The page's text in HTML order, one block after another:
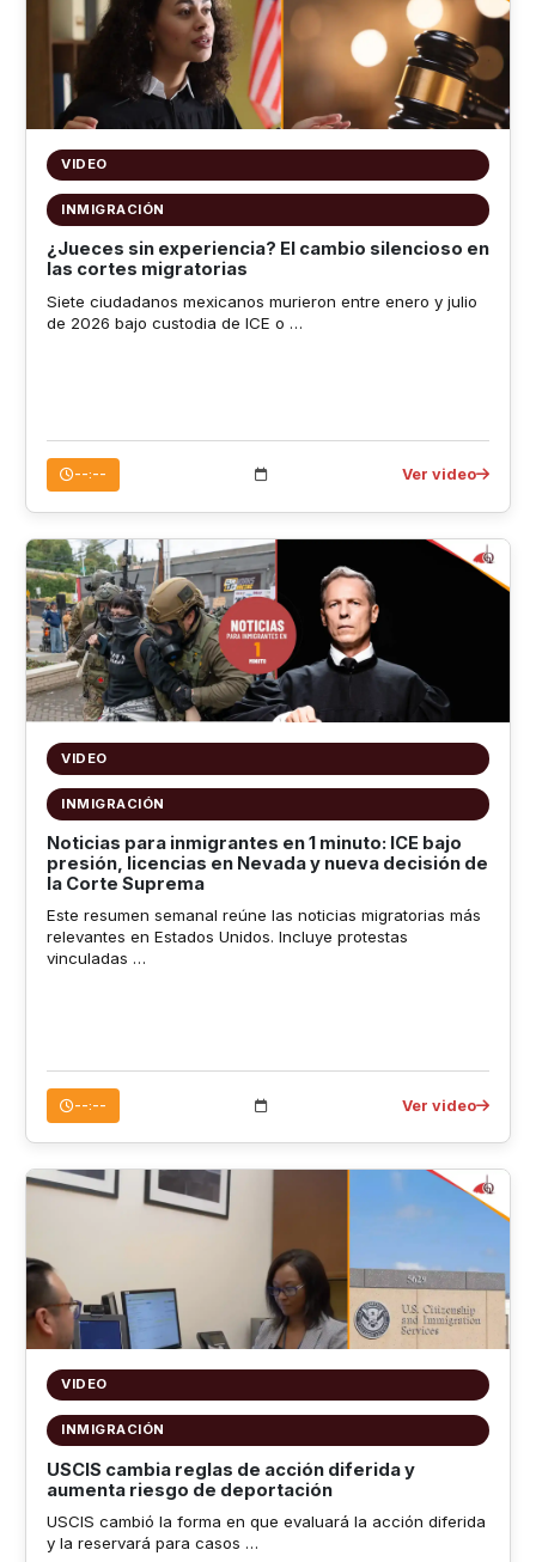
VIDEO
INMIGRACIÓN
¿Jueces sin experiencia? El cambio silencioso en
las cortes migratorias
Siete ciudadanos mexicanos murieron entre enero y julio
de 2026 bajo custodia de ICE o …
--:-- Ver video
VIDEO
INMIGRACIÓN
Noticias para inmigrantes en 1 minuto: ICE bajo
presión, licencias en Nevada y nueva decisión de
la Corte Suprema
Este resumen semanal reúne las noticias migratorias más
relevantes en Estados Unidos. Incluye protestas
vinculadas …
--:-- Ver video
VIDEO
INMIGRACIÓN
USCIS cambia reglas de acción diferida y
aumenta riesgo de deportación
USCIS cambió la forma en que evaluará la acción diferida
y la reservará para casos …